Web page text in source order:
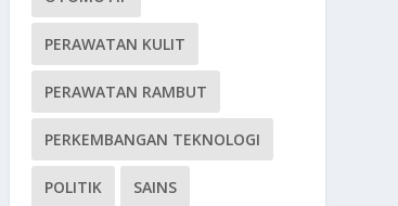
PERAWATAN KULIT
PERAWATAN RAMBUT
PERKEMBANGAN TEKNOLOGI
POLITIK SAINS